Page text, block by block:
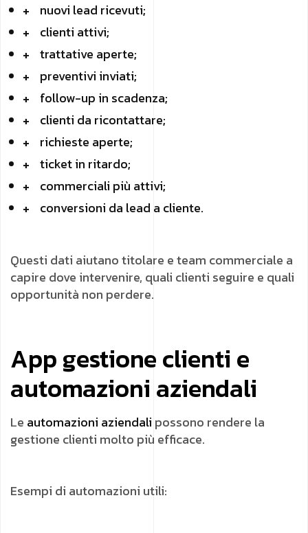
nuovi lead ricevuti;
clienti attivi;
trattative aperte;
preventivi inviati;
follow-up in scadenza;
clienti da ricontattare;
richieste aperte;
ticket in ritardo;
commerciali più attivi;
conversioni da lead a cliente.
Questi dati aiutano titolare e team commerciale a
capire dove intervenire, quali clienti seguire e quali
opportunità non perdere.
App gestione clienti e
automazioni aziendali
Le automazioni aziendali possono rendere la
gestione clienti molto più efficace.
Esempi di automazioni utili: